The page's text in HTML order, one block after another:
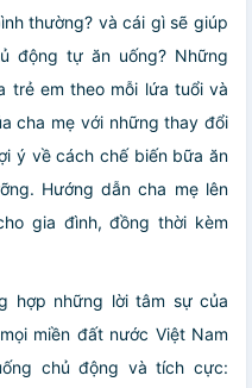
thường? và cái gì sẽ giúp
động tự ăn uống? Những
trẻ em theo mỗi lứa tuổi và
cha mẹ với những thay đổi
ý về cách chế biến bữa ăn
Hướng dẫn cha mẹ lên
gia đình, đồng thời kèm
hợp những lời tâm sự của
miền đất nước Việt Nam
chủ động và tích cực: